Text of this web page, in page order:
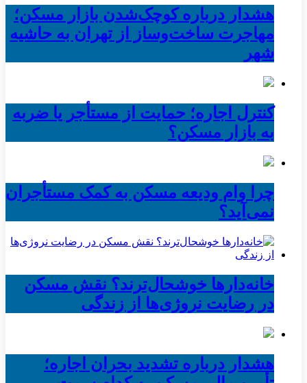
هشدار درباره کوچک‌شدن بازار مسکن؛
مهاجرت ساخت‌وساز از تهران به حاشیه‌
شهر
کنترل اجاره؛ حمایت از مستأجر یا ضربه
به بازار مسکن؟
چرا وام ودیعه مسکن به کمک مستأجران
نمی‌آید؟
خانه‌دارها خوشحال‌ترند؟ نقش مسکن
در رضایت نروژی‌ها از زندگی
هشدار درباره تشدید بحران اجاره؛